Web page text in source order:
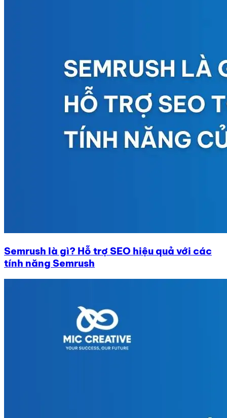
Semrush là gì? Hỗ trợ SEO hiệu quả với các
tính năng Semrush